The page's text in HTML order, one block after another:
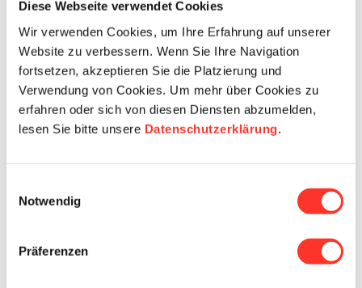
Diese Webseite verwendet Cookies
Wir verwenden Cookies, um Ihre Erfahrung auf unserer
Website zu verbessern. Wenn Sie Ihre Navigation
fortsetzen, akzeptieren Sie die Platzierung und
Verwendung von Cookies. Um mehr über Cookies zu
erfahren oder sich von diesen Diensten abzumelden,
lesen Sie bitte unsere Datenschutzerklärung.
Notwendig
Präferenzen
Springer (Tageweise Einsätze)
Temporär-Freelancer (Wochen bis Monate in der gleich
für temporär Einsätze im Raum
Bern 20-100%
Für verschiedene Institutionen in der Langzeitpflege,
Spitex und Psychiatrie suchen wir eine